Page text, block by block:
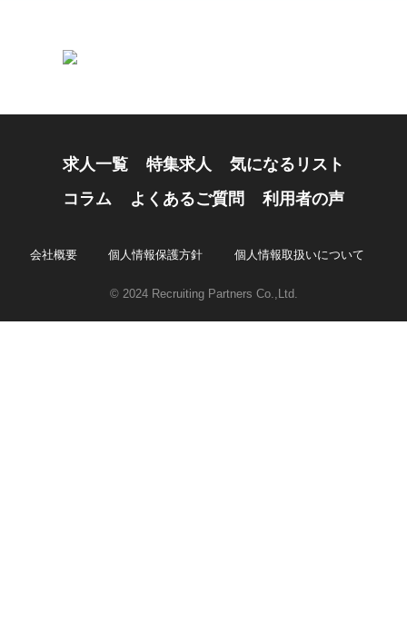
求人一覧 特集求人
気になるリスト
コラム
よくあるご質問 利用者の声
会社概要 個人情報保護方針 個人情報取扱いについて
© 2024 Recruiting Partners Co.,Ltd.